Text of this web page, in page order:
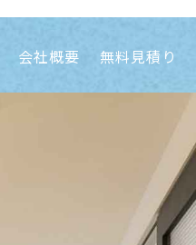
会社概要 無料見積り